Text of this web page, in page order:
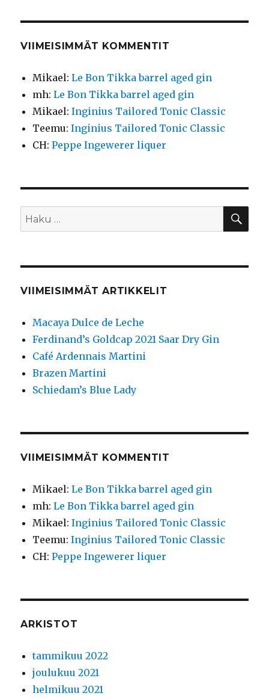
VIIMEISIMMÄT KOMMENTIT
Mikael:Le Bon Tikka barrel aged gin
mh:Le Bon Tikka barrel aged gin
Mikael:Inginius Tailored Tonic Classic
Teemu:Inginius Tailored Tonic Classic
CH:Peppe Ingewerer liquer
Etsi:
VIIMEISIMMÄT ARTIKKELIT
Macaya Dulce de Leche
Ferdinand’s Goldcap 2021 Saar Dry Gin
Café Ardennais Martini
Brazen Martini
Schiedam’s Blue Lady
VIIMEISIMMÄT KOMMENTIT
Mikael:Le Bon Tikka barrel aged gin
mh:Le Bon Tikka barrel aged gin
Mikael:Inginius Tailored Tonic Classic
Teemu:Inginius Tailored Tonic Classic
CH:Peppe Ingewerer liquer
ARKISTOT
tammikuu 2022
joulukuu 2021
helmikuu 2021